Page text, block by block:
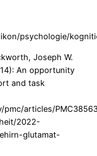
psychologie/
Joseph W.
An opportunity
and task
pmc/articles/
2022-
glutamat-